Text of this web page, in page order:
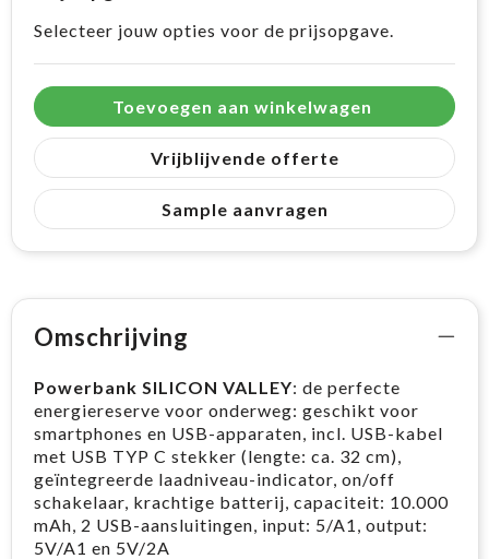
Selecteer jouw opties voor de prijsopgave.
Toevoegen aan winkelwagen
Vrijblijvende offerte
Sample aanvragen
Omschrijving
Powerbank SILICON VALLEY: de perfecte
energiereserve voor onderweg: geschikt voor
smartphones en USB-apparaten, incl. USB-kabel
met USB TYP C stekker (lengte: ca. 32 cm),
geïntegreerde laadniveau-indicator, on/off
schakelaar, krachtige batterij, capaciteit: 10.000
mAh, 2 USB-aansluitingen, input: 5/A1, output:
5V/A1 en 5V/2A